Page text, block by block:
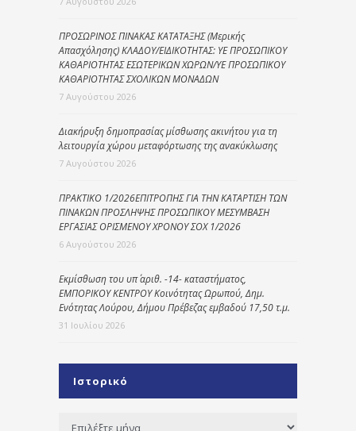
ΠΡΟΣΩΡΙΝΟΣ ΠΙΝΑΚΑΣ ΚΑΤΑΤΑΞΗΣ (Μερικής
Απασχόλησης) ΚΛΑΔΟΥ/ΕΙΔΙΚΟΤΗΤΑΣ: ΥΕ ΠΡΟΣΩΠΙΚΟΥ
ΚΑΘΑΡΙΟΤΗΤΑΣ ΕΣΩΤΕΡΙΚΩΝ ΧΩΡΩΝ/ΥΕ ΠΡΟΣΩΠΙΚΟΥ
ΚΑΘΑΡΙΟΤΗΤΑΣ ΣΧΟΛΙΚΩΝ ΜΟΝΑΔΩΝ
7 Αυγούστου 2026
Διακήρυξη δημοπρασίας μίσθωσης ακινήτου για τη
λειτουργία χώρου μεταφόρτωσης της ανακύκλωσης
7 Αυγούστου 2026
ΠΡΑΚΤΙΚΟ 1/2026ΕΠΙΤΡΟΠΗΣ ΓΙΑ ΤΗΝ ΚΑΤΑΡΤΙΣΗ ΤΩΝ
ΠΙΝΑΚΩΝ ΠΡΟΣΛΗΨΗΣ ΠΡΟΣΩΠΙΚΟΥ ΜΕΣΥΜΒΑΣΗ
ΕΡΓΑΣΙΑΣ ΟΡΙΣΜΕΝΟΥ ΧΡΟΝΟΥ ΣΟΧ 1/2026
6 Αυγούστου 2026
Εκμίσθωση του υπ΄ αριθ. -14- καταστήματος,
ΕΜΠΟΡΙΚΟΥ ΚΕΝΤΡΟΥ Κοινότητας Ωρωπού, Δημ.
Ενότητας Λούρου, Δήμου Πρέβεζας εμβαδού 17,50 τ.μ.
31 Ιουλίου 2026
Ιστορικό
Ιστορικό